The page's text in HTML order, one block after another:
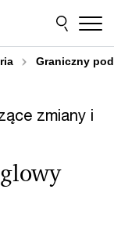
Graniczny
zmiany i